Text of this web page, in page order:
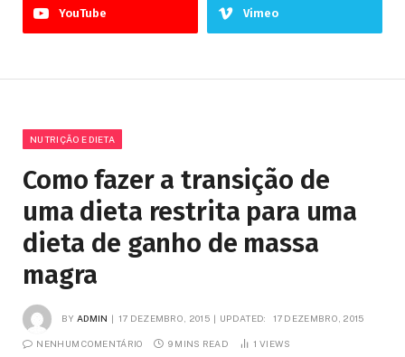
YouTube Vimeo
NUTRIÇÃO E DIETA
Como fazer a transição de
uma dieta restrita para uma
dieta de ganho de massa
magra
BY ADMIN 17 DEZEMBRO, 2015 UPDATED: 17 DEZEMBRO, 2015
NENHUM COMENTÁRIO 9 MINS READ 1 VIEWS